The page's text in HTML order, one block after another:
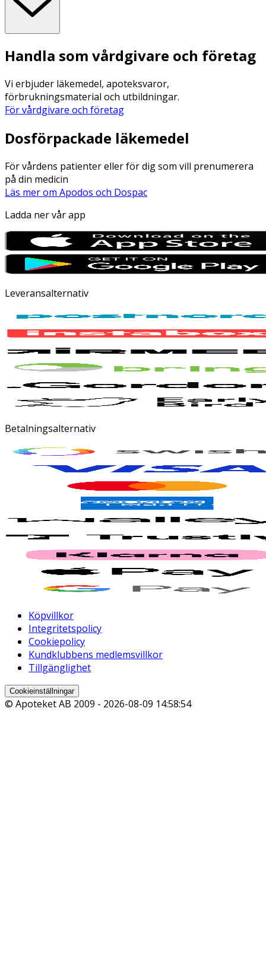
Handla som vårdgivare och företag
Vi erbjuder läkemedel, apoteksvaror,
förbrukningsmaterial och utbildningar.
För vårdgivare och företag
Dosförpackade läkemedel
För vårdens patienter eller för dig som vill prenumerera
på din medicin
Läs mer om Apodos och Dospac
Ladda ner vår app
Leveransalternativ
Betalningsalternativ
Köpvillkor
Integritetspolicy
Cookiepolicy
Kundklubbens medlemsvillkor
Tillgänglighet
Cookieinställningar
© Apoteket AB 2009 - 2026-08-09 14:58:54